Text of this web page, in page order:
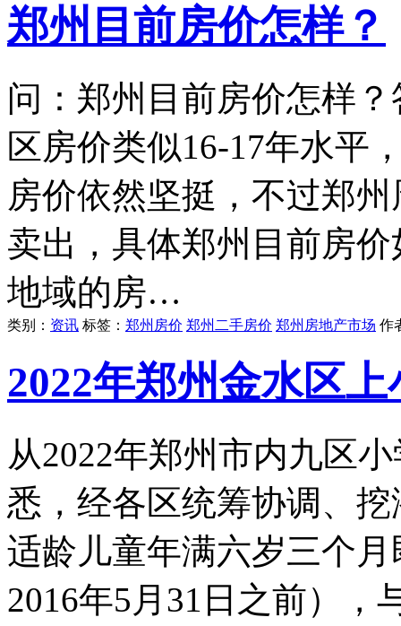
郑州目前房价怎样？
问：郑州目前房价怎样
区房价类似16-17年水平
房价依然坚挺，不过郑
卖出，具体郑州目前房
地域的房…
类别： 资讯 标签： 郑州房价 郑州二手房价 郑州房地产市场 作
2022年郑州金水区
从2022年郑州市内九区
悉，经各区统筹协调、
适龄儿童年满六岁三个
2016年5月31日之前），